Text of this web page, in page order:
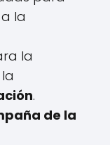
la
la
.
de la